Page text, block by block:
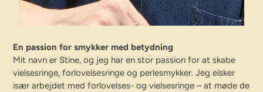
En passion for smykker med betydning
Mit navn er Stine, og jeg har en stor passion for at skabe
vielsesringe, forlovelsesringe og perlesmykker. Jeg elsker
især arbejdet med forlovelses- og vielsesringe – at møde de